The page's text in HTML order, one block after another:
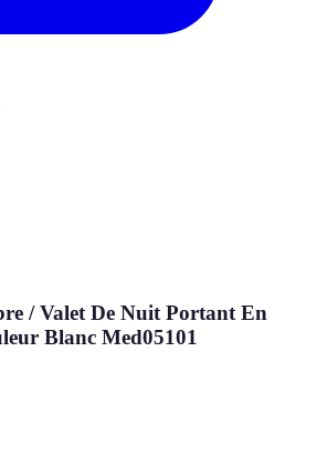
/ Valet De Nuit Portant En
Blanc Med05101